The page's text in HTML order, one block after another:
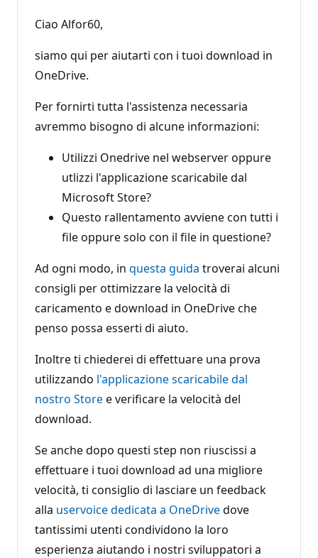
Ciao Alfor60,
siamo qui per aiutarti con i tuoi download in
OneDrive.
Per fornirti tutta l'assistenza necessaria
avremmo bisogno di alcune informazioni:
Utilizzi Onedrive nel webserver oppure
utlizzi l'applicazione scaricabile dal
Microsoft Store?
Questo rallentamento avviene con tutti i
file oppure solo con il file in questione?
Ad ogni modo, in questa guida troverai alcuni
consigli per ottimizzare la velocità di
caricamento e download in OneDrive che
penso possa esserti di aiuto.
Inoltre ti chiederei di effettuare una prova
utilizzando l'applicazione scaricabile dal
nostro Storee verificare la velocità del
download.
Se anche dopo questi step non riuscissi a
effettuare i tuoi download ad una migliore
velocità, ti consiglio di lasciare un feedback
alla uservoice dedicata a OneDrivedove
tantissimi utenti condividono la loro
esperienza aiutando i nostri sviluppatori a